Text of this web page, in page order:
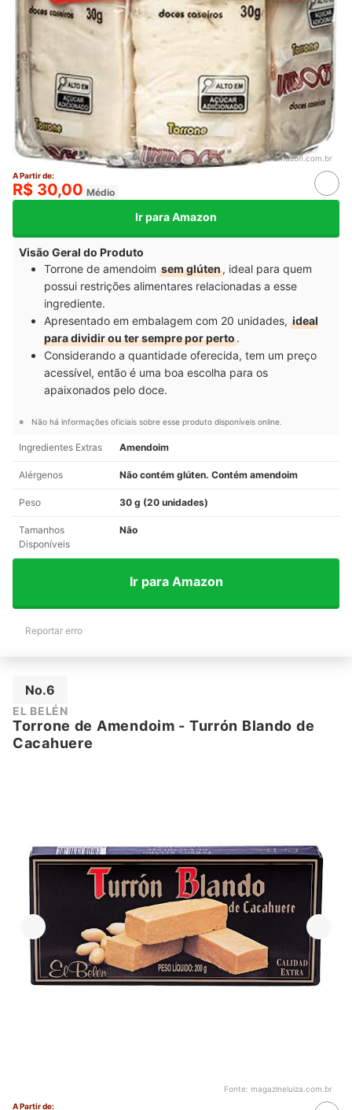
Fonte:amazon.com.br
A Partir de:
R$ 30,00 Médio
Ir para Amazon
Visão Geral do Produto
Torrone de amendoim sem glúten, ideal para quem
possui restrições alimentares relacionadas a esse
ingrediente.
Apresentado em embalagem com 20 unidades, ideal
para dividir ou ter sempre por perto.
Considerando a quantidade oferecida, tem um preço
acessível, então é uma boa escolha para os
apaixonados pelo doce.
Não há informações oficiais sobre esse produto disponíveis online.
Ingredientes Extras Amendoim
Alérgenos Não contém glúten. Contém amendoim
Peso 30 g (20 unidades)
Tamanhos
Disponíveis
Não
Ir para Amazon
Reportar erro
No.6
EL BELÉN
Torrone de Amendoim - Turrón Blando de
Cacahuere
Fonte: magazineluiza.com.br
A Partir de: